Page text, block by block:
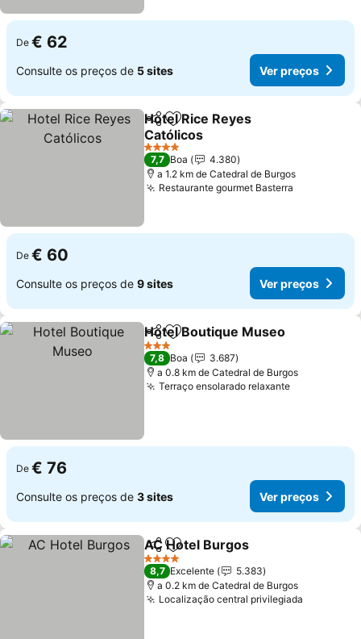
De € 62
Consulte os preços de 5 sites Ver preços
PartilharAdicionar aos favoritos
Hotel Rice Reyes
Católicos
Ver preços
4 Estrelas
7,7 Boa
4.380
a 1.2 km de Catedral de Burgos
Restaurante gourmet Basterra
De € 60
Consulte os preços de 9 sites Ver preços
PartilharAdicionar aos favoritos
Hotel Boutique Museo
3 Estrelas
7,8 Boa
3.687
a 0.8 km de Catedral de Burgos
Terraço ensolarado relaxanteVer preços
De € 76
Consulte os preços de 3 sites Ver preços
PartilharAdicionar aos favoritos
AC Hotel Burgos
4 Estrelas
8,7 Excelente
5.383
a 0.2 km de Catedral de Burgos
Localização central privilegiada